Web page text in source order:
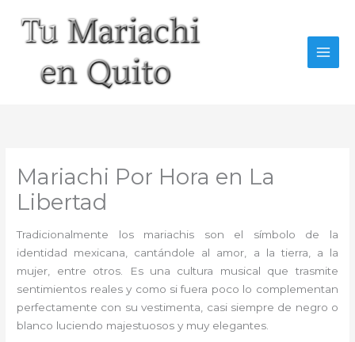
contenido
Mariachi Por Hora en La
Libertad
Tradicionalmente los mariachis son el símbolo de la
identidad mexicana, cantándole al amor, a la tierra, a la
mujer, entre otros. Es una cultura musical que trasmite
sentimientos reales y como si fuera poco lo complementan
perfectamente con su vestimenta, casi siempre de negro o
blanco luciendo majestuosos y muy elegantes.